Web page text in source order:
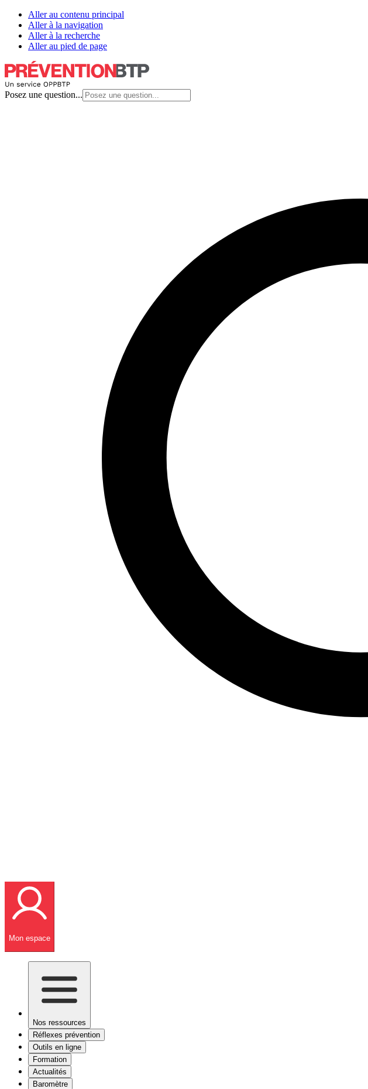
Aller au contenu principal
Aller à la navigation
Aller à la recherche
Aller au pied de page
Posez une question...
Mon espace
Nos ressources
Réflexes prévention
Outils en ligne
Formation
Actualités
Baromètre